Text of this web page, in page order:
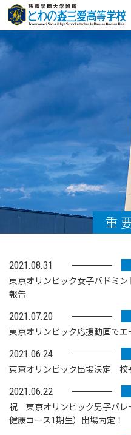
重
2021.08.31
東京オリンピック女子バドミ
報告
2021.07.20
東京オリンピック応援動画でエ
2021.06.24
東京オリンピック出場決定 校
2021.06.22
祝 東京オリンピック男子バ
健康コース1期生）出場内定！